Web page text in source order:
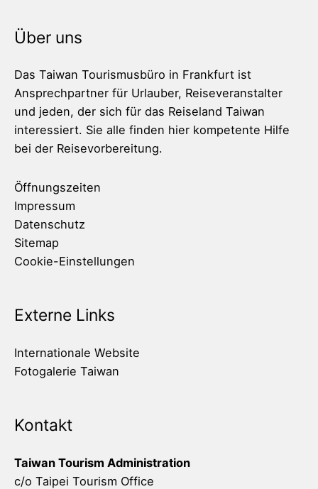
Über uns
Das Taiwan Tourismusbüro in Frankfurt ist
Ansprechpartner für Urlauber, Reiseveranstalter
und jeden, der sich für das Reiseland Taiwan
interessiert. Sie alle finden hier kompetente Hilfe
bei der Reisevorbereitung.
Öffnungszeiten
Impressum
Datenschutz
Sitemap
Cookie-Einstellungen
Externe Links
Internationale Website
Fotogalerie Taiwan
Kontakt
Taiwan Tourism Administration
c/o Taipei Tourism Office